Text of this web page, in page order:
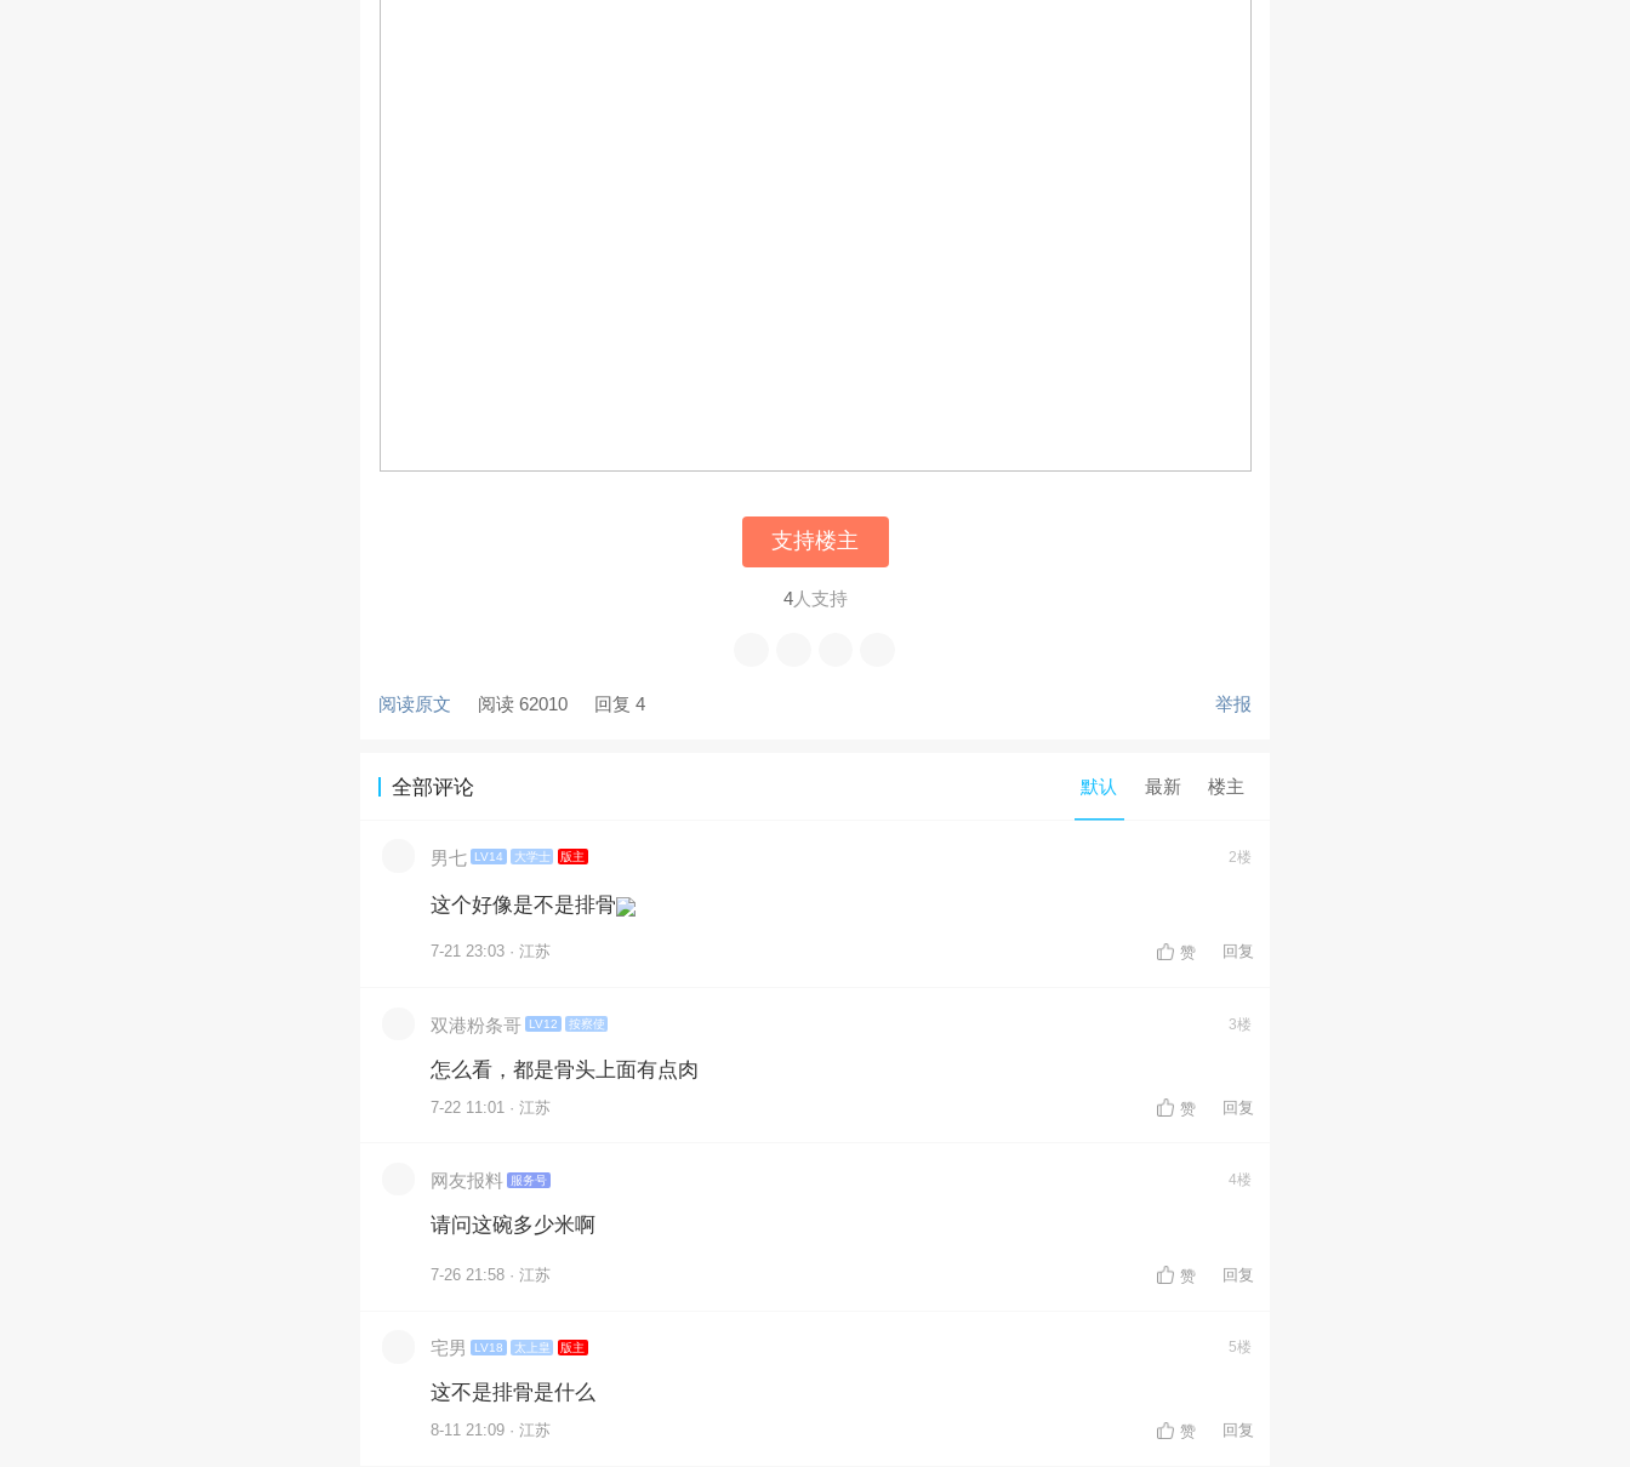
支持楼主
4人支持
阅读原文 阅读 62010 回复 4 举报
全部评论 默认 最新 楼主
男七 LV14 大学士 版主 2楼
这个好像是不是排骨
7-21 23:03 · 江苏 赞 回复
双港粉条哥 LV12 按察使 3楼
怎么看，都是骨头上面有点肉
7-22 11:01 · 江苏 赞 回复
网友报料 服务号 4楼
请问这碗多少米啊
7-26 21:58 · 江苏 赞 回复
宅男 LV18 太上皇 版主 5楼
这不是排骨是什么
8-11 21:09 · 江苏 赞 回复